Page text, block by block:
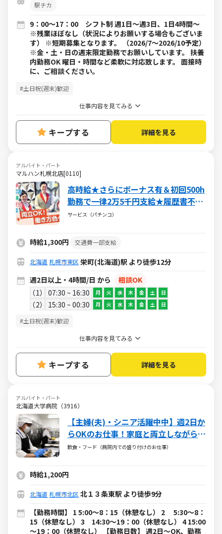
駅チカ
9：00～17：00 シフト制 週1日～週3日、1日4時間～
※残業ほぼなし（状況によりお願いする場合もございま
す） ※短期募集となります。 （2026/7～2026/10予定）
※金・土・日の週末限定勤務でお願いしています。 扶養
内勤務OK 曜日・時間など柔軟に対応致します。 面接時
に、ご相談ください。
#土日祝(週末)歓迎
仕事内容を見てみる
キープする 詳細を見る
アルバイト・パート
マルハン札幌北店[0110]
高時給★さらにボーナス有＆初回500h
勤務で一律2万5千円支給★履歴書不要
♪
サービス（パチンコ）
時給1,300円 交通費一部支給
北海道 札幌市東区 栄町(北海道)駅 より徒歩12分
週2日以上・4時間/日 から
相談OK
1
07:30 ~ 16:30 月 火 水 木 金 土 日
2 15:30 ~ 00:30 月 火 水 木 金 土 日
#土日祝(週末)歓迎
仕事内容を見てみる
キープする 詳細を見る
アルバイト・パート
北海道大学病院（3916）
【主婦(夫)・シニア活躍中中】週2日か
らOKのお仕事！家庭と両立しながら無
理なく働けます◎
飲食・フード（病院内での盛り付けのお仕事）
時給1,200円
北海道 札幌市北区 北１３条東駅 より徒歩9分
【勤務時間】 1 5:00～8：15（休憩なし） 2 5:30～8：
15（休憩なし） 3 14:30～19：00（休憩なし） 4 15:00
～19：00（休憩なし） 【勤務日数】 週2日～OK、勤務